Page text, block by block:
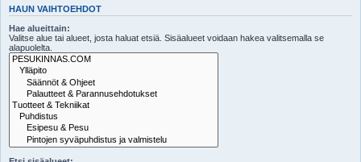
HAUN VAIHTOEHDOT
Hae alueittain:
Valitse alue tai alueet, josta haluat etsiä. Sisäalueet voidaan hakea valitsemalla se
alapuolelta.